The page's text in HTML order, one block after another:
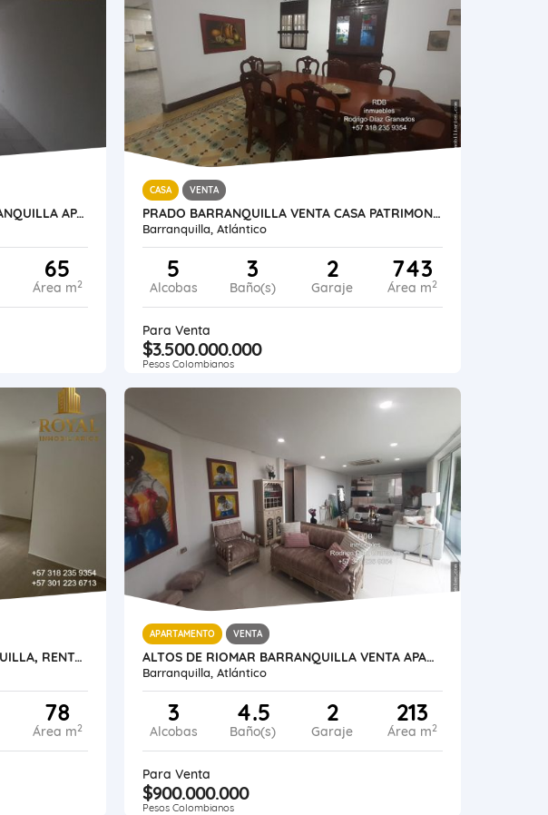
NUEVO HORIZONTE NORTE BARRANQUILLA APARTAMENTO 65 METROS ESTRATO 4
65
Área m2
CASA VENTA
PRADO BARRANQUILLA VENTA CASA PATRIMONIO 743 M2 LOTE 673 M2 ESTRATO 4
Barranquilla, Atlántico
5
Alcobas
3
Baño(s)
2
Garaje
743
Área m2
Para Venta
$3.500.000.000
Pesos Colombianos
RIO ALTO, BUENAVISTA, BARRANQUILLA, RENTA APARTAMENTO 78 METROS
78
Área m2
APARTAMENTO VENTA
ALTOS DE RIOMAR BARRANQUILLA VENTA APARTAMENTO 213 M2
Barranquilla, Atlántico
3
Alcobas
4.5
Baño(s)
2
Garaje
213
Área m2
Para Venta
$900.000.000
Pesos Colombianos